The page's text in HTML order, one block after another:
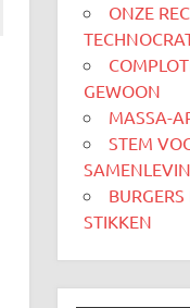
ONZE
GEWOON
MASSA-
STEM
STIKKEN